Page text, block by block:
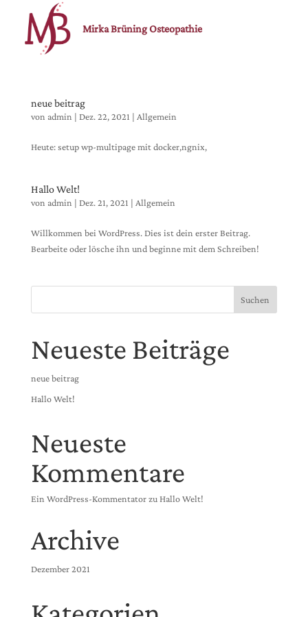
Mirka Brüning Osteopathie
neue beitrag
von admin | Dez. 22, 2021 | Allgemein
Heute: setup wp-multipage mit docker,ngnix,
Hallo Welt!
von admin | Dez. 21, 2021 | Allgemein
Willkommen bei WordPress. Dies ist dein erster Beitrag.
Bearbeite oder lösche ihn und beginne mit dem Schreiben!
Suchen
Neueste Beiträge
neue beitrag
Hallo Welt!
Neueste
Kommentare
Ein WordPress-KommentatorzuHallo Welt!
Archive
Dezember 2021